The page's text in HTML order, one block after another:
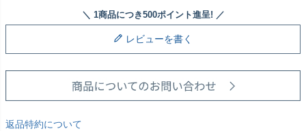
レビューを書く
返品特約について